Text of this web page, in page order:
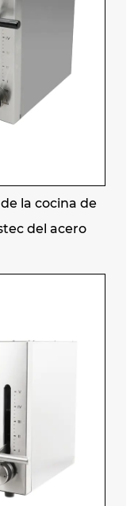
la cocina de
del acero